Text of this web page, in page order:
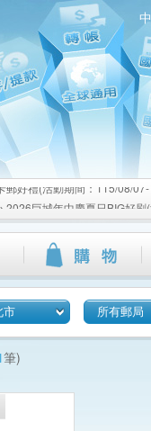
郵好禮(活動期間：115/08/07-
2026巨城年中慶夏日BIG好
第2波 刷卡郵好禮(活動期間
郵好禮(活動期間：115/08/
2026巨城年中慶夏日BIG好刷
第2波 刷卡郵好禮(活動期間
市 所有郵局
筆)